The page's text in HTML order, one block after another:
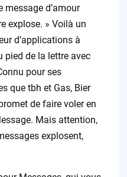
message d’amour
explose. » Voilà un
d’applications à
pied de la lettre avec
pour ses
que tbh et Gas, Bier
de faire voler en
Mais attention,
explosent,